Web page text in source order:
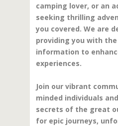
camping lover, or an
seeking thrilling
you covered. We are
providing you with
information to
experiences.
Join our vibrant
minded individuals
secrets of the great
for epic journeys,